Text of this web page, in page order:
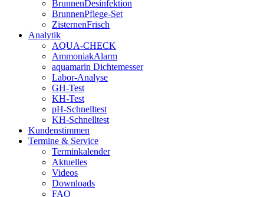
BrunnenDesinfektion
BrunnenPflege-Set
ZisternenFrisch
Analytik
AQUA-CHECK
AmmoniakAlarm
aquamarin Dichtemesser
Labor-Analyse
GH-Test
KH-Test
pH-Schnelltest
KH-Schnelltest
Kundenstimmen
Termine & Service
Terminkalender
Aktuelles
Videos
Downloads
FAQ